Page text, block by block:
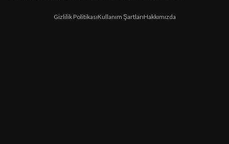
Gizlilik PolitikasıKullanım ŞartlarıHakkımızda